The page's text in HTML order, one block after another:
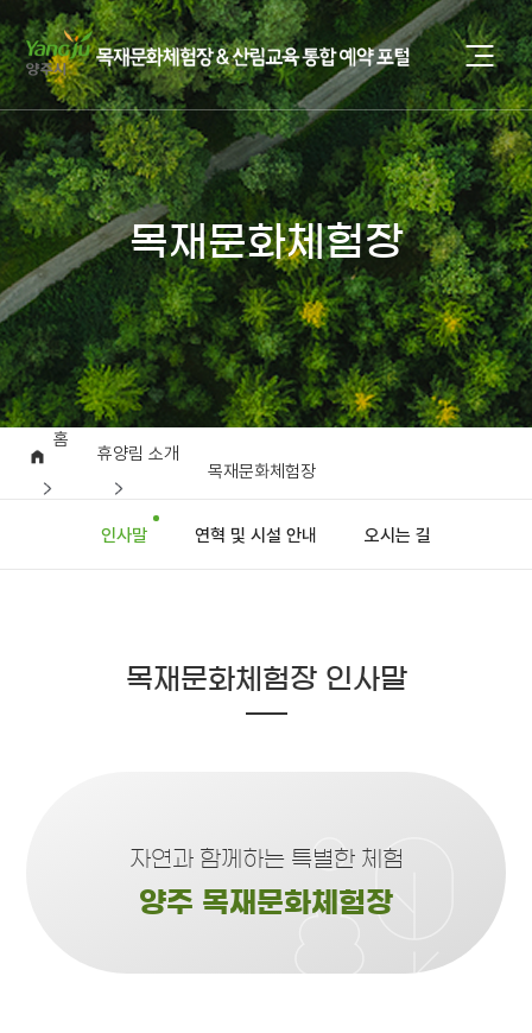
목재문화체험장
홈
휴양림 소개
목재문화체험장
인사말 연혁 및 시설 안내 오시는 길
목재문화체험장 인사말
자연과 함께하는 특별한 체험
양주 목재문화체험장